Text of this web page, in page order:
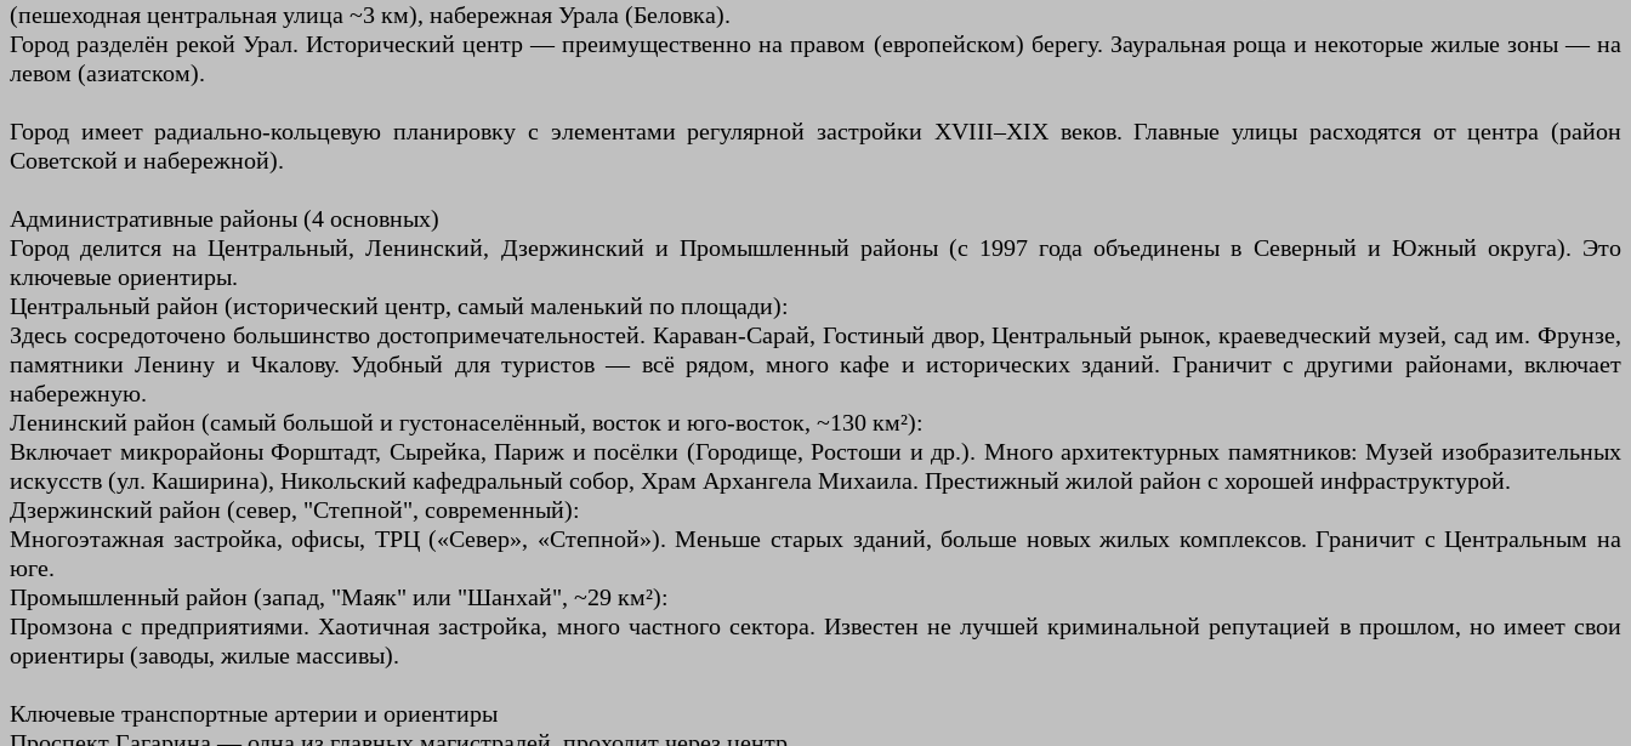
(пешеходная центральная улица ~3 км), набережная Урала (Беловка).
Город разделён рекой Урал. Исторический центр — преимущественно на правом (европейском) берегу. Зауральная роща и некоторые жилые зоны — на
левом (азиатском).
Город имеет радиально-кольцевую планировку с элементами регулярной застройки XVIII–XIX веков. Главные улицы расходятся от центра (район
Советской и набережной).
Административные районы (4 основных)
Город делится на Центральный, Ленинский, Дзержинский и Промышленный районы (с 1997 года объединены в Северный и Южный округа). Это
ключевые ориентиры.
Центральный район (исторический центр, самый маленький по площади):
Здесь сосредоточено большинство достопримечательностей. Караван-Сарай, Гостиный двор, Центральный рынок, краеведческий музей, сад им. Фрунзе,
памятники Ленину и Чкалову. Удобный для туристов — всё рядом, много кафе и исторических зданий. Граничит с другими районами, включает
набережную.
Ленинский район (самый большой и густонаселённый, восток и юго-восток, ~130 км²):
Включает микрорайоны Форштадт, Сырейка, Париж и посёлки (Городище, Ростоши и др.). Много архитектурных памятников: Музей изобразительных
искусств (ул. Каширина), Никольский кафедральный собор, Храм Архангела Михаила. Престижный жилой район с хорошей инфраструктурой.
Дзержинский район (север, "Степной", современный):
Многоэтажная застройка, офисы, ТРЦ («Север», «Степной»). Меньше старых зданий, больше новых жилых комплексов. Граничит с Центральным на
юге.
Промышленный район (запад, "Маяк" или "Шанхай", ~29 км²):
Промзона с предприятиями. Хаотичная застройка, много частного сектора. Известен не лучшей криминальной репутацией в прошлом, но имеет свои
ориентиры (заводы, жилые массивы).
Ключевые транспортные артерии и ориентиры